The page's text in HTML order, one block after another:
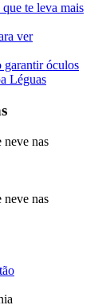
te leva mais
ver
garantir óculos
Léguas